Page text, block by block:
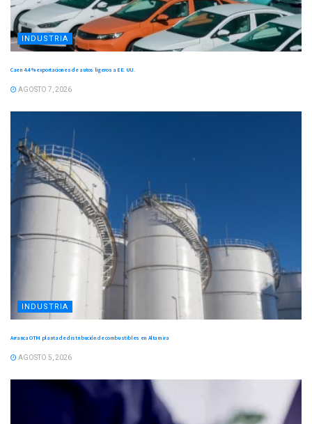
INDUSTRIA
Caen 4.4 % exportaciones de autos ligeros a EE. UU.
AGOSTO 7, 2026
INDUSTRIA
Arranca OTM planta de distribución de combustibles en Altamira
AGOSTO 5, 2026